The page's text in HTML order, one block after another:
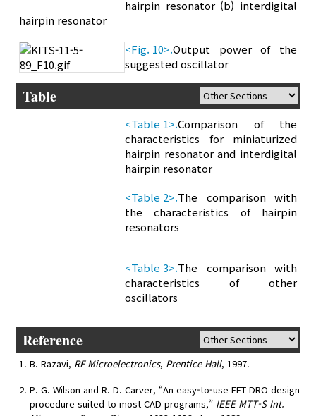
hairpin resonator (b) interdigital
hairpin resonator
<Fig. 10>.Output power of the
suggested oscillator
Table
<Table 1>.Comparison of the
characteristics for miniaturized
hairpin resonator and interdigital
hairpin resonator
<Table 2>.The comparison with
the characteristics of hairpin
resonators
<Table 3>.The comparison with
characteristics of other
oscillators
Reference
B. Razavi, RF Microelectronics, Prentice Hall, 1997.
P. G. Wilson and R. D. Carver, “An easy-to-use FET DRO design
procedure suited to most CAD programs,” IEEE MTT-S Int.